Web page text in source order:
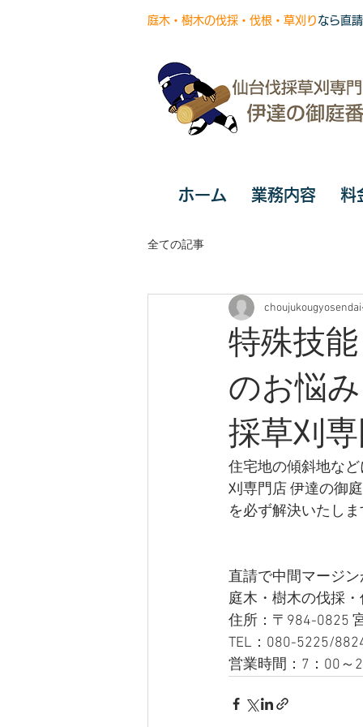
庭木・樹木の伐採・伐根・草刈り なら直
ホーム 業務内容 料
全ての記事
特殊技
のお悩
採草刈
choujukougyosendai
住宅地の傾斜地な
刈専門店 伊達の御
を必ず解決いたし
直請で中間マージ
庭木・樹木の伐採
住所：〒984-0825
TEL：080-5225/
営業時間：7：00～